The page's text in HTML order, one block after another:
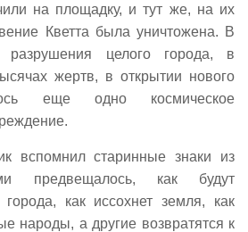
на площадку, и тут же, на их
Кветта была уничтожена. В
разрушения целого города, в
жертв, в открытии нового
еще одно космическое
вспомнил старинные знаки из
предвещалось, как будут
как иссохнет земля, как
народы, а другие возвратятся к